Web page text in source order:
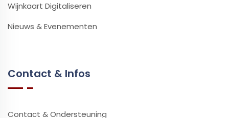
Wijnkaart Digitaliseren
Nieuws & Evenementen
Contact & Infos
Contact & Ondersteuning